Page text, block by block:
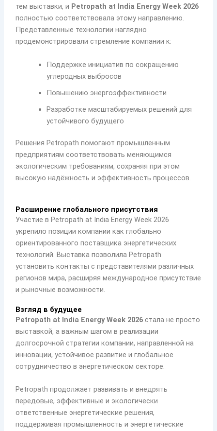
тем выставки, и Petropath at India Energy Week 2026
полностью соответствовала этому направлению.
Представленные технологии наглядно
продемонстрировали стремление компании к:
Поддержке инициатив по сокращению
углеродных выбросов
Повышению энергоэффективности
Разработке масштабируемых решений для
устойчивого будущего
Решения Petropath помогают промышленным
предприятиям соответствовать меняющимся
экологическим требованиям, сохраняя при этом
высокую надёжность и эффективность процессов.
Расширение глобального присутствия
Участие в Petropath at India Energy Week 2026
укрепило позиции компании как глобально
ориентированного поставщика энергетических
технологий. Выставка позволила Petropath
установить контакты с представителями различных
регионов мира, расширяя международное присутствие
и рыночные возможности.
Взгляд в будущее
Petropath at India Energy Week 2026 стала не просто
выставкой, а важным шагом в реализации
долгосрочной стратегии компании, направленной на
инновации, устойчивое развитие и глобальное
сотрудничество в энергетическом секторе.
Petropath продолжает развивать и внедрять
передовые, эффективные и экологически
ответственные энергетические решения,
поддерживая промышленность и энергетические